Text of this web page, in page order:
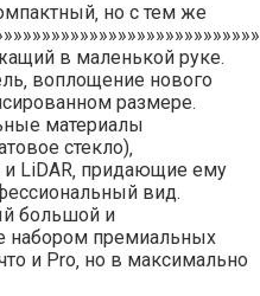
но с тем же
в маленькой руке.
воплощение нового
размере.
материалы
стекло)‚
LiDAR‚ придающие ему
вид.
большой и
набором премиальных
и Pro‚ но в максимально